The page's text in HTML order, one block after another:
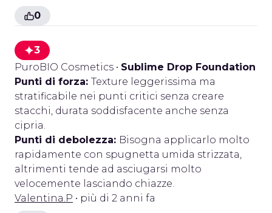
0
3
PuroBIO Cosmetics • Sublime Drop Foundation
Punti di forza: Texture leggerissima ma
stratificabile nei punti critici senza creare
stacchi, durata soddisfacente anche senza
cipria.
Punti di debolezza: Bisogna applicarlo molto
rapidamente con spugnetta umida strizzata,
altrimenti tende ad asciugarsi molto
velocemente lasciando chiazze.
Valentina.P • più di 2 anni fa